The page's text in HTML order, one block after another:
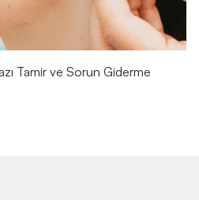
Tamir ve Sorun Giderme